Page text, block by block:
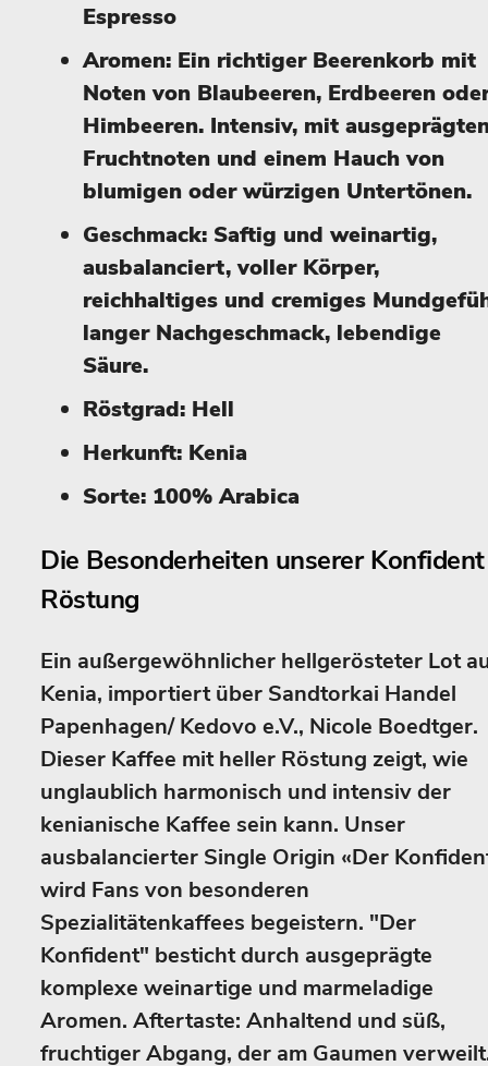
Espresso
Aromen: Ein richtiger Beerenkorb mit
Noten von Blaubeeren, Erdbeeren
Himbeeren. Intensiv, mit
Fruchtnoten und einem Hauch von
blumigen oder würzigen Untertönen.
Geschmack: Saftig und weinartig,
ausbalanciert, voller Körper,
reichhaltiges und cremiges
langer Nachgeschmack, lebendige
Säure.
Röstgrad: Hell
Herkunft: Kenia
Sorte: 100% Arabica
Die Besonderheiten unserer Konfident
Röstung
Ein außergewöhnlicher hellgerösteter Lot
Kenia, importiert über Sandtorkai Handel
Papenhagen/ Kedovo e.V., Nicole Boedtger.
Dieser Kaffee mit heller Röstung zeigt, wie
unglaublich harmonisch und intensiv der
kenianische Kaffee sein kann. Unser
ausbalancierter Single Origin «Der
wird Fans von besonderen
Spezialitätenkaffees begeistern. "Der
Konfident" besticht durch ausgeprägte
komplexe weinartige und marmeladige
Aromen. Aftertaste: Anhaltend und süß,
fruchtiger Abgang, der am Gaumen